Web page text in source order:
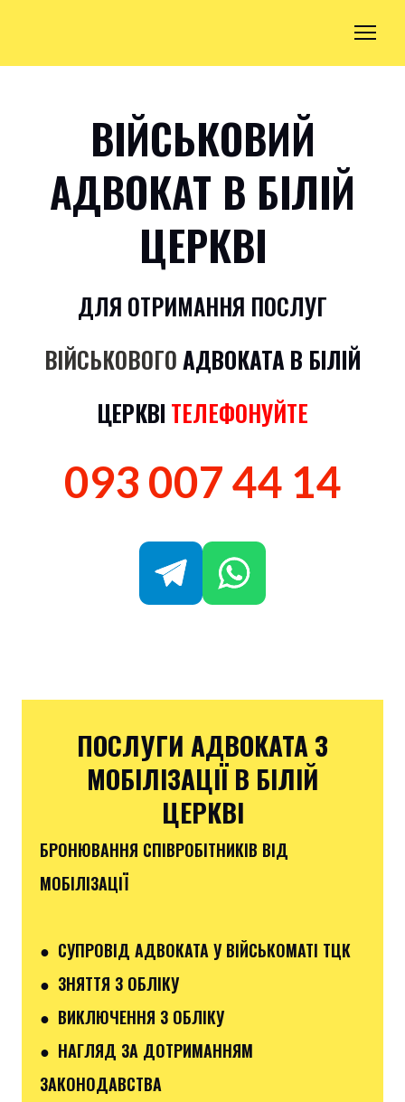
ВІЙСЬКОВИЙ
АДВОКАТ В БІЛІЙ
ЦЕРКВІ
ДЛЯ ОТРИМАННЯ ПОСЛУГ
ВІЙСЬКОВОГОАДВОКАТА В БІЛІЙ
ЦЕРКВІ ТЕЛЕФОНУЙТЕ
093 007 44 14
ПОСЛУГИ АДВОКАТА З
МОБІЛІЗАЦІЇ В БІЛІЙ
ЦЕРКВІ
БРОНЮВАННЯ СПІВРОБІТНИКІВ ВІД
МОБІЛІЗАЦІЇ
● СУПРОВІД АДВОКАТА У ВІЙСЬКОМАТІ ТЦК
● ЗНЯТТЯ З ОБЛІКУ
● ВИКЛЮЧЕННЯ З ОБЛІКУ
● НАГЛЯД ЗА ДОТРИМАННЯМ
ЗАКОНОДАВСТВА